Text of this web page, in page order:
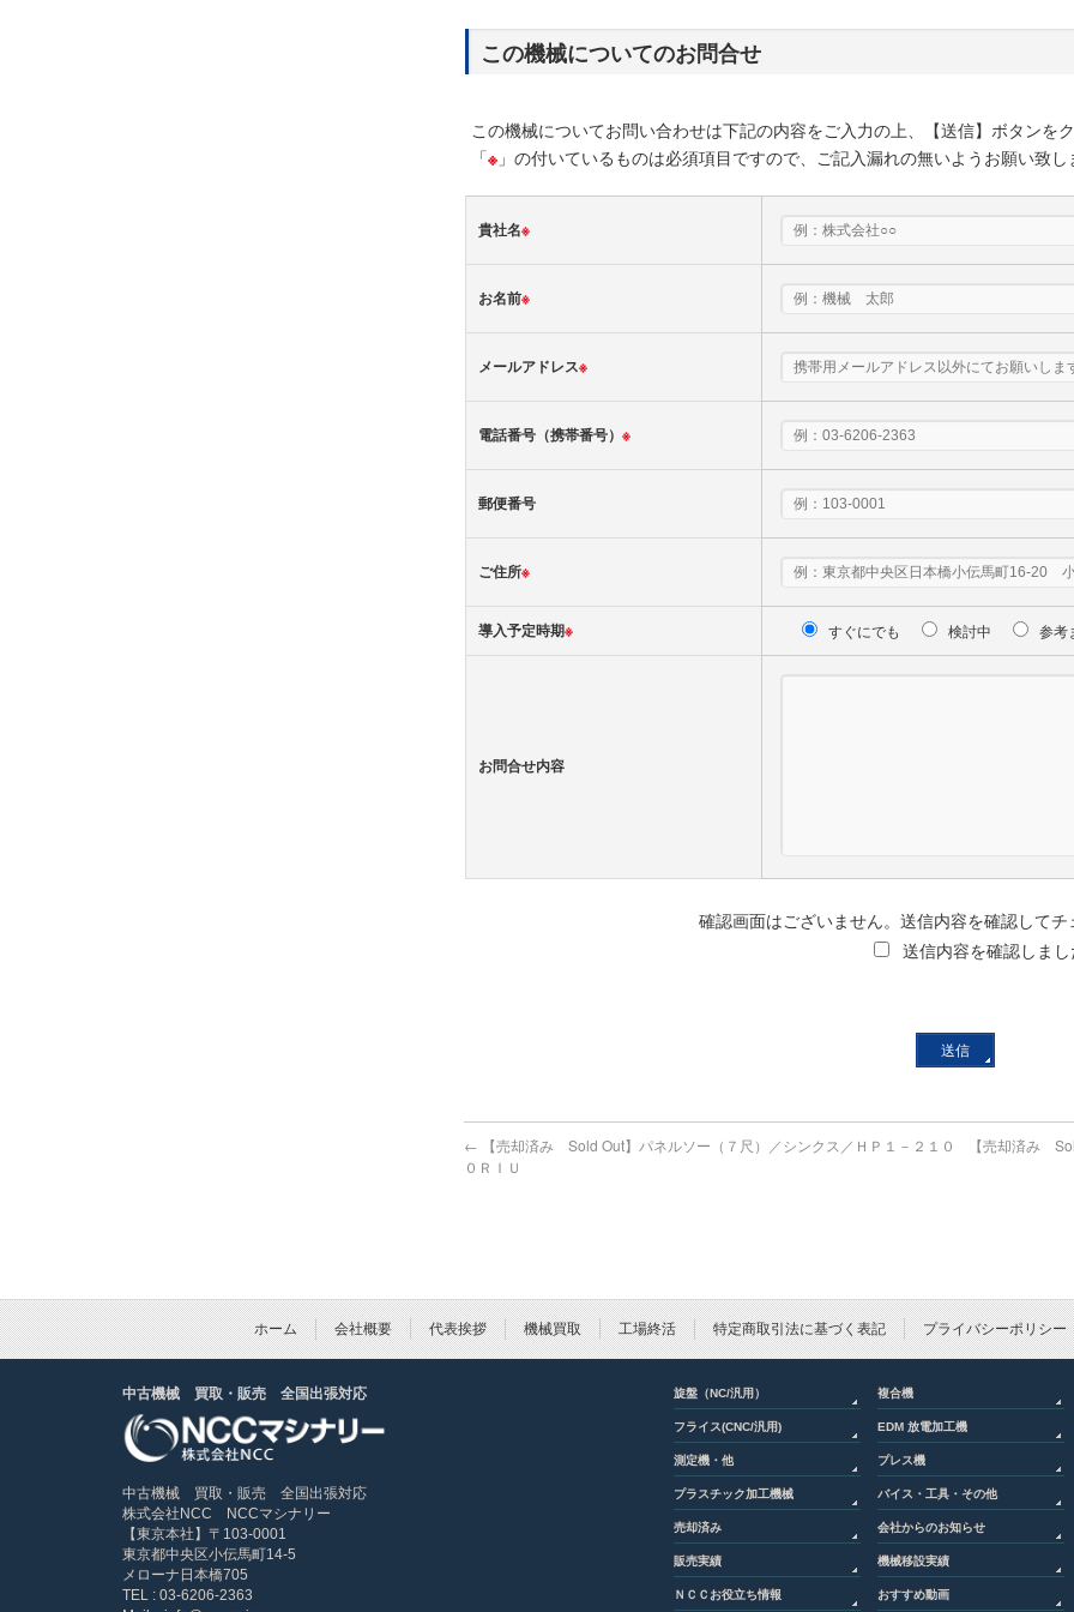
この機械についてのお問合せ
この機械についてお問い合わせは下記の内容をご入力の上、【送信】ボタンを
「※ 」の付いているものは必須項目ですので、ご記入漏れの無いようお願い致し
貴社名※
お名前※
メールアドレス※
電話番号（携帯番号） ※
郵便番号
ご住所※
導入予定時期※ すぐにでも 検討中 参考
お問合せ内容
確認画面はございません。送信内容を確認して
送信内容を確認しまし
← 【売却済み Sold Out】パネルソー（７尺）／シンクス／ＨＰ１－２１０
０ＲＩＵ
【売却済み
ホーム 会社概要 代表挨拶 機械買取 工場終活 特定商取引法に基づく表記 プライバシーポリシー
中古機械 買取・販売 全国出張対応
中古機械 買取・販売 全国出張対応
株式会社NCC NCCマシナリー
【東京本社】〒103-0001
東京都中央区小伝馬町14-5
メローナ日本橋705
TEL : 03-6206-2363
旋盤（NC/汎用） 複合機
フライス(CNC/汎用) EDM 放電加工機
測定機・他 プレス機
プラスチック加工機械 バイス・工具・その他
売却済み 会社からのお知らせ
販売実績 機械移設実績
ＮＣＣお役立ち情報 おすすめ動画